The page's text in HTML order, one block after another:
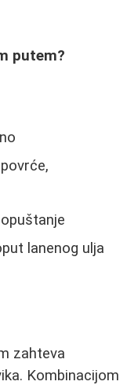
putem?
lanenog ulja
zahteva
Kombinacijom